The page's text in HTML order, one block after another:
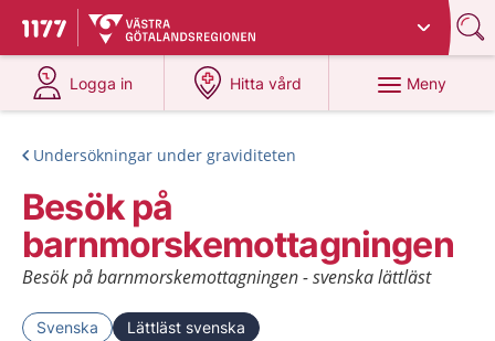
Till startsidan för 1177
Du har valt region
Logga in
på 1177.se
Hitta vård
på 1177.se
Meny
Undersökningar under graviditeten
Besök på
barnmorskemottagningen
Besök på barnmorskemottagningen - svenska lättläst
Svenska Lättläst svenska